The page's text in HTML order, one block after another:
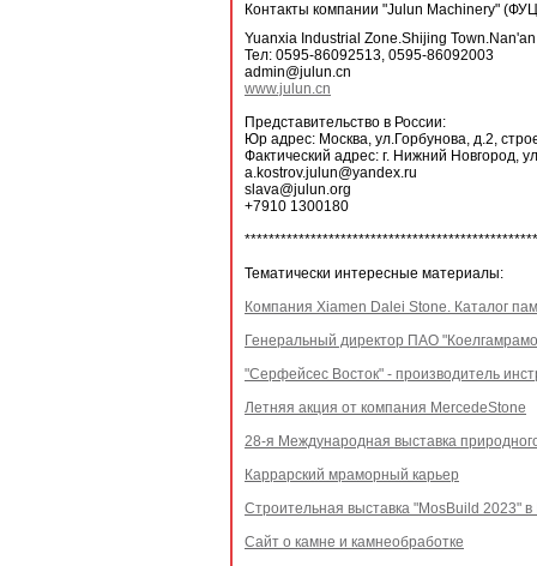
Контакты компании "Julun Machinery"
Yuanxia Industrial Zone.Shijing
Тел: 0595-86092513, 0595-86092003
admin@julun.cn
www.julun.cn
Представительство в России:
Юр адрес: Москва, ул.Горбунова, д.2,
Фактический адрес: г. Нижний Новгород,
a.kostrov.julun@yandex.ru
slava@julun.org
+7910 1300180
Тематически интересные материалы:
Компания Xiamen Dalei Stone. Каталог
Генеральный директор ПАО
"Серфейсес Восток" - производитель
Летняя акция от компания MercedeStone
28-я Международная выставка
Каррарский мраморный карьер
Строительная выставка "MosBuild 2023"
Сайт о камне и камнеобработке